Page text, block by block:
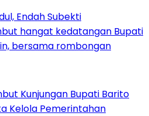
Kunjungan Bupati Barito
Kelola Pemerintahan